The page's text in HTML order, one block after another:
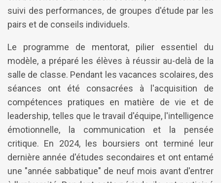
suivi des performances, de groupes d'étude par les
pairs et de conseils individuels.
Le programme de mentorat, pilier essentiel du
modèle, a préparé les élèves à réussir au-delà de la
salle de classe. Pendant les vacances scolaires, des
séances ont été consacrées à l'acquisition de
compétences pratiques en matière de vie et de
leadership, telles que le travail d'équipe, l'intelligence
émotionnelle, la communication et la pensée
critique. En 2024, les boursiers ont terminé leur
dernière année d'études secondaires et ont entamé
une "année sabbatique" de neuf mois avant d'entrer